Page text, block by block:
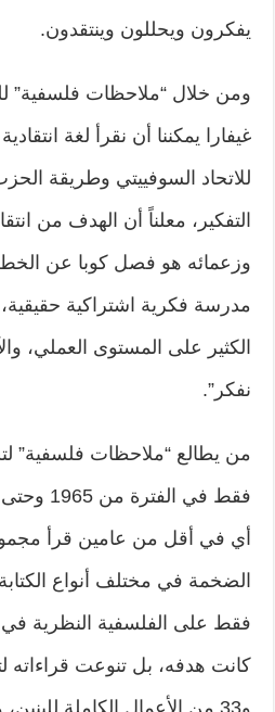
يفكرون ويحللون وينتقدون.
ومن خلال “ملاحظات فلسفية”
غيفارا يمكننا أن نقرأ لغة
للاتحاد السوفييتي وطريقة
التفكير، معلناً أن الهدف من
وزعمائه هو فصل كوبا عن
مدرسة فكرية اشتراكية حقيقية،
الكثير على المستوى العملي،
نفكر”.
من يطالع “ملاحظات فلسفية”
أي في أقل من عامين قرأ
الضخمة في مختلف أنواع
فقط على الفلسفية النظرية في